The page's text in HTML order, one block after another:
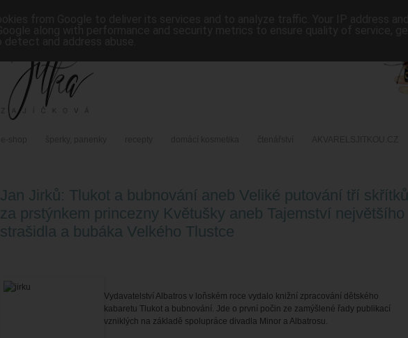
Jan Jirků: Tlukot a bubnování aneb Veliké putování tří skřítků
za prstýnkem princezny Květušky aneb Tajemství největšího
strašidla a bubáka Velkého Tlustce
Vydavatelství Albatros v loňském roce vydalo knižní zpracování dětského
kabaretu Tlukot a bubnování. Jde o první počin ze zamýšlené řady publikací
vzniklých na základě spolupráce divadla Minor a Albatrosu.